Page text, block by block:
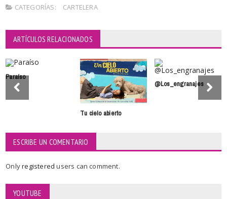
CATEGORÍAS: CARTELERA
ARTÍCULOS RELACIONADOS
Paraíso
Tu cielo abierto
@Los_engranajes
ESCRIBE UN COMENTARIO
Onlyregisteredusers can comment.
YOUTUBE